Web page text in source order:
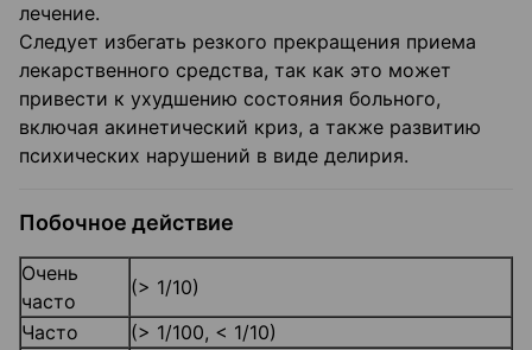
лечение.
Следует избегать резкого прекращения приема
лекарственного средства, так как это может
привести к ухудшению состояния больного,
включая акинетический криз, а также развитию
психических нарушений в виде делирия.
Побочное действие
Очень
часто
(> 1/10)
Часто
(> 1/100, < 1/10)